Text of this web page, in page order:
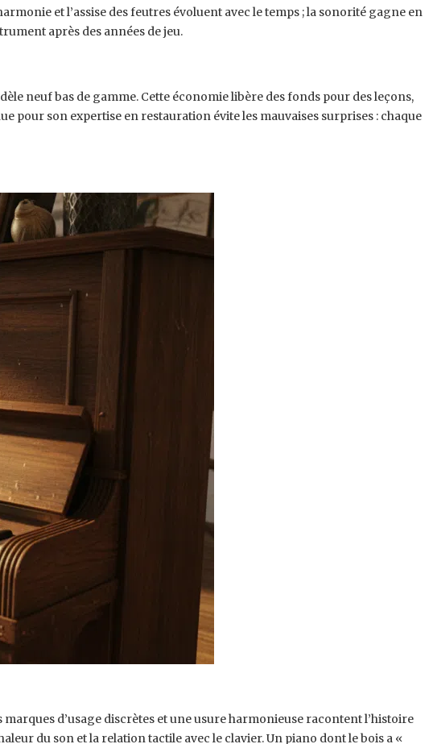
et l’assise des feutres évoluent avec le temps ; la sonorité gagne en
après des années de jeu.
neuf bas de gamme. Cette économie libère des fonds pour des leçons,
pour son expertise en restauration évite les mauvaises surprises : chaque
d’usage discrètes et une usure harmonieuse racontent l’histoire
du son et la relation tactile avec le clavier. Un piano dont le bois a «